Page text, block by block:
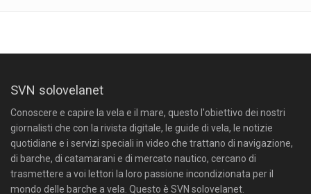
SVN solovelanet
Conoscere e capire la vela e il mare, questo l'obiettivo dei nostri
giornalisti che con la rivista digitale, le guide di vela, le notizie
quotidiane e i servizi speciali in video che trattano di navigazione,
di barche, di catamarani e di mercato nautico, cercano di
trasmettere a voi lettori la loro passione incondizionata per il
mondo delle barche a vela. Questo è SVN solovelanet.